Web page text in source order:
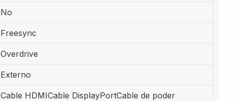
No
Freesync
Overdrive
Externo
Cable HDMICable DisplayPortCable de poder